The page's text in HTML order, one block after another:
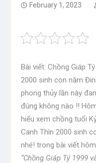
February 1, 2023
Bài viết: Chồng Giáp
2000 sinh con năm
phong thủy lần này
đúng không nào !!
hiểu xem chồng tuổi
Canh Thìn 2000 sinh
nhé! trong bài viết
“Chồng Giáp Tý 1999